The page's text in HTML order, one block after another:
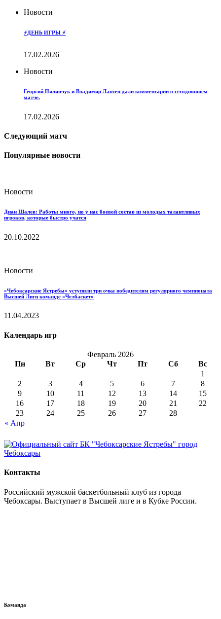
Новости
⚡️ДЕНЬ ИГРЫ ⚡️
17.02.2026
Новости
Георгий Пилипчук и Владимир Лаптев дали комментарии о сегодняшнем
матче.
17.02.2026
Следующий матч
Популярные новости
Новости
Диан Шалев: Работы много, но у нас боевой состав из молодых талантливых
игроков, которые быстро учатся
20.10.2022
Новости
«Чебоксарские Ястребы» уступили три очка победителям регулярного чемпионата
Высшей Лиги команде «Челбаскет»
11.04.2023
Календарь игр
Февраль 2026
Пн
Вт Ср Чт Пт Сб Вс
« Апр
1
2
3 4 5 6 7
8
9
10 11 12 13 14
15
16
17 18 19 20 21
22
23
24 25 26 27 28
Контакты
Российский мужской баскетбольный клуб из города
Чебоксары. Выступает в Высшей лиге и в Кубке России.
Команда